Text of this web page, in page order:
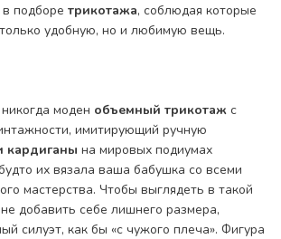
подборе трикотажа, соблюдая которые
удобную, но и любимую вещь.
моден объемный трикотаж с
имитирующий ручную
кардиганы на мировых подиумах
их вязала ваша бабушка со всеми
мастерства. Чтобы выглядеть в такой
добавить себе лишнего размера,
силуэт, как бы «с чужого плеча». Фигура